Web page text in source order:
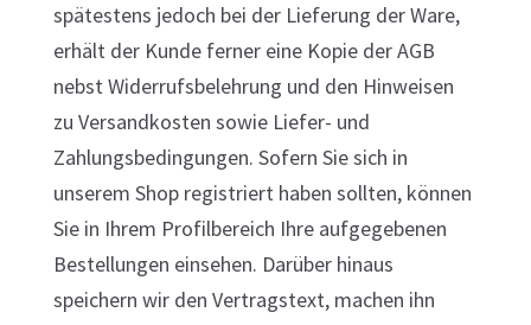
spätestens jedoch bei der Lieferung der Ware,
erhält der Kunde ferner eine Kopie der AGB
nebst Widerrufsbelehrung und den Hinweisen
zu Versandkosten sowie Liefer- und
Zahlungsbedingungen. Sofern Sie sich in
unserem Shop registriert haben sollten, können
Sie in Ihrem Profilbereich Ihre aufgegebenen
Bestellungen einsehen. Darüber hinaus
speichern wir den Vertragstext, machen ihn